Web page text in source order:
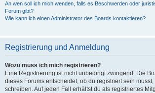
An wen soll ich mich wenden, falls es Beschwerden oder
Forum gibt?
Wie kann ich einen Administrator des Boards kontaktieren?
Registrierung und Anmeldung
Wozu muss ich mich registrieren?
Eine Registrierung ist nicht unbedingt zwingend. Die
dieses Forums entscheidet, ob du registriert sein
schreiben. Auf jeden Fall erhältst du als registriertes